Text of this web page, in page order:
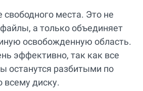
места. Это не
а только объединяет
освобожденную область.
эффективно, так как все
останутся разбитыми по
всему диску.